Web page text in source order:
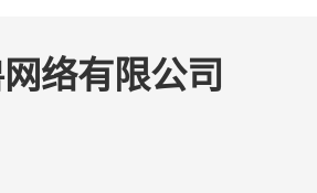
络有限公司